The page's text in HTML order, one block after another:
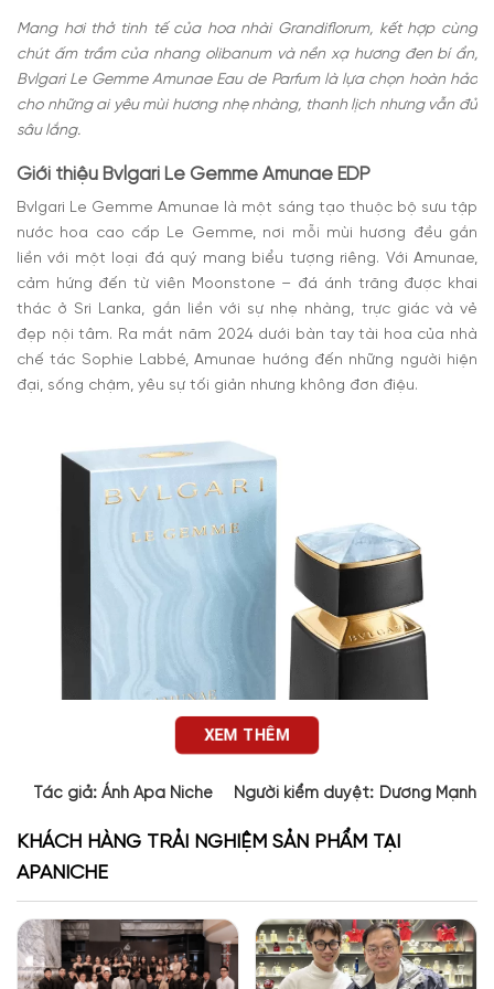
Mang hơi thở tinh tế của hoa nhài Grandiflorum, kết hợp cùng
chút ấm trầm của nhang olibanum và nền xạ hương đen bí ẩn,
Bvlgari Le Gemme Amunae Eau de Parfum là lựa chọn hoàn hảo
cho những ai yêu mùi hương nhẹ nhàng, thanh lịch nhưng vẫn đủ
sâu lắng.
Giới thiệu Bvlgari Le Gemme Amunae EDP
Bvlgari Le Gemme Amunae là một sáng tạo thuộc bộ sưu tập
nước hoa cao cấp Le Gemme, nơi mỗi mùi hương đều gắn
liền với một loại đá quý mang biểu tượng riêng. Với Amunae,
cảm hứng đến từ viên Moonstone – đá ánh trăng được khai
thác ở Sri Lanka, gắn liền với sự nhẹ nhàng, trực giác và vẻ
đẹp nội tâm. Ra mắt năm 2024 dưới bàn tay tài hoa của nhà
chế tác Sophie Labbé, Amunae hướng đến những người hiện
đại, sống chậm, yêu sự tối giản nhưng không đơn điệu.
BVL Amunae sở hữu thiết kế sang trọng mang tính biểu tượng
của dòng Le Gemme. Chai nước hoa có dạng trụ cao vững
XEM THÊM
Tác giả: Ánh Apa Niche Người kiểm duyệt: Dương Mạnh
KHÁCH HÀNG TRẢI NGHIỆM SẢN PHẨM TẠI
APANICHE